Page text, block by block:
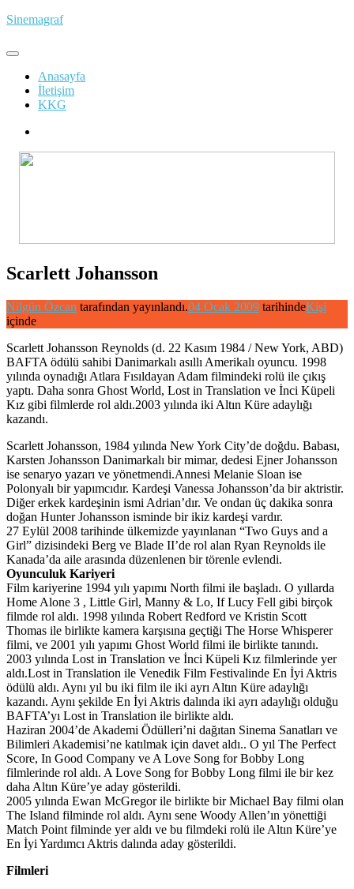
İçeriğe
Sinemagraf
Anasayfa
İletişim
KKG
Scarlett Johansson
Nilgün Özcan tarafından yayınlandı.04 Ocak 2009 tarihindeKişi
içinde
Scarlett Johansson Reynolds (d. 22 Kasım 1984 / New York, ABD)
BAFTA ödülü sahibi Danimarkalı asıllı Amerikalı oyuncu. 1998
yılında oynadığı Atlara Fısıldayan Adam filmindeki rolü ile çıkış
yaptı. Daha sonra Ghost World, Lost in Translation ve İnci Küpeli
Kız gibi filmlerde rol aldı.2003 yılında iki Altın Küre adaylığı
kazandı.
Scarlett Johansson, 1984 yılında New York City’de doğdu. Babası,
Karsten Johansson Danimarkalı bir mimar, dedesi Ejner Johansson
ise senaryo yazarı ve yönetmendi.Annesi Melanie Sloan ise
Polonyalı bir yapımcıdır. Kardeşi Vanessa Johansson’da bir aktristir.
Diğer erkek kardeşinin ismi Adrian’dır. Ve ondan üç dakika sonra
doğan Hunter Johansson isminde bir ikiz kardeşi vardır.
27 Eylül 2008 tarihinde ülkemizde yayınlanan “Two Guys and a
Girl” dizisindeki Berg ve Blade II’de rol alan Ryan Reynolds ile
Kanada’da aile arasında düzenlenen bir törenle evlendi.
Oyunculuk Kariyeri
Film kariyerine 1994 yılı yapımı North filmi ile başladı. O yıllarda
Home Alone 3 , Little Girl, Manny & Lo, If Lucy Fell gibi birçok
filmde rol aldı. 1998 yılında Robert Redford ve Kristin Scott
Thomas ile birlikte kamera karşısına geçtiği The Horse Whisperer
filmi, ve 2001 yılı yapımı Ghost World filmi ile birlikte tanındı.
2003 yılında Lost in Translation ve İnci Küpeli Kız filmlerinde yer
aldı.Lost in Translation ile Venedik Film Festivalinde En İyi Aktris
ödülü aldı. Aynı yıl bu iki film ile iki ayrı Altın Küre adaylığı
kazandı. Aynı şekilde En İyi Aktris dalında iki ayrı adaylığı olduğu
BAFTA’yı Lost in Translation ile birlikte aldı.
Haziran 2004’de Akademi Ödülleri’ni dağıtan Sinema Sanatları ve
Bilimleri Akademisi’ne katılmak için davet aldı.. O yıl The Perfect
Score, In Good Company ve A Love Song for Bobby Long
filmlerinde rol aldı. A Love Song for Bobby Long filmi ile bir kez
daha Altın Küre’ye aday gösterildi.
2005 yılında Ewan McGregor ile birlikte bir Michael Bay filmi olan
The Island filminde rol aldı. Aynı sene Woody Allen’ın yönettiği
Match Point filminde yer aldı ve bu filmdeki rolü ile Altın Küre’ye
En İyi Yardımcı Aktris dalında aday gösterildi.
Filmleri